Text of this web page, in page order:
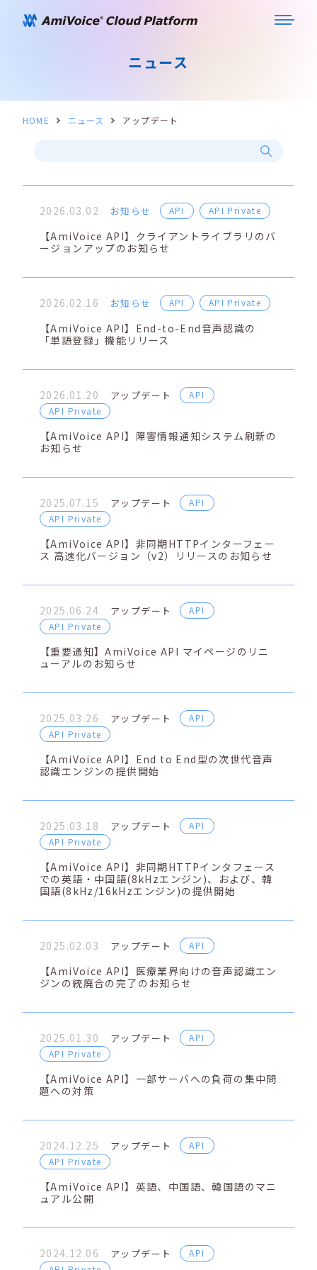
ニュース
HOME ニュース アップデート
2026.03.02 お知らせ API API Private
【AmiVoice API】クライアントライブラリのバ
ージョンアップのお知らせ
2026.02.16 お知らせ API API Private
【AmiVoice API】End-to-End音声認識の
「単語登録」機能リリース
2026.01.20 アップデート
API
API Private
【AmiVoice API】障害情報通知システム刷新の
お知らせ
2025.07.15 アップデート
API
API Private
【AmiVoice API】非同期HTTPインターフェー
ス 高速化バージョン（v2）リリースのお知らせ
2025.06.24 アップデート
API
API Private
【重要通知】AmiVoice API マイページのリニ
ューアルのお知らせ
2025.03.26 アップデート
API
API Private
【AmiVoice API】End to End型の次世代音声
認識エンジンの提供開始
2025.03.18 アップデート
API
API Private
【AmiVoice API】非同期HTTPインタフェース
での英語・中国語(8kHzエンジン)、および、韓
国語(8kHz/16kHzエンジン)の提供開始
2025.02.03 アップデート API
【AmiVoice API】医療業界向けの音声認識エン
ジンの統廃合の完了のお知らせ
2025.01.30 アップデート
API
API Private
【AmiVoice API】一部サーバへの負荷の集中問
題への対策
2024.12.25 アップデート
API
API Private
【AmiVoice API】英語、中国語、韓国語のマニ
ュアル公開
2024.12.06 アップデート
API